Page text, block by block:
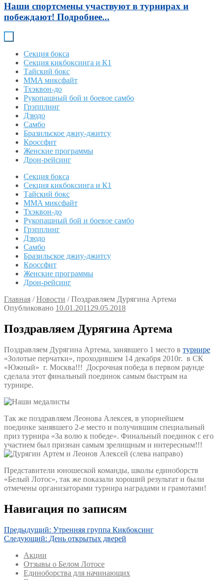
Наши спортсмены участвуют в турнирах и
побеждают! Подробнее...
Секция бокса
Секция кикбоксинга и К1
Тайский бокс
MMA миксфайт
Тхэквон-до
Рукопашный бой и боевое самбо
Грэпплинг
Дзюдо
Самбо
Бразильское джиу-джитсу
Кроссфит
Женские программы
Дрон-рейсинг
Секция бокса
Секция кикбоксинга и К1
Тайский бокс
MMA миксфайт
Тхэквон-до
Рукопашный бой и боевое самбо
Грэпплинг
Дзюдо
Самбо
Бразильское джиу-джитсу
Кроссфит
Женские программы
Дрон-рейсинг
Главная /Новости /Поздравляем Дурягина Артема
Опубликовано 10.01.201129.05.2018
Поздравляем Дурягина Артема
Поздравляем Дурягина Артема, занявшего 1 место в турнире
«Золотые перчатки», проходившем 14 декабря 2010г. в СК
«Южный» г. Москва!!! Досрочная победа в первом раунде
сделала этот финальный поединок самым быстрым на
турнире.
Так же поздравляем Леонова Алексея, в упорнейшем
поединке занявшего 2-е место и получившим специальный
приз турнира «За волю к победе». Финальный поединок с его
участием был признан самым зрелищным и интересным!!!
Представители юношеской команды, школы единоборств
«Белый Лотос», так же показали хороший результат и были
отмечены организаторами турнира наградами и грамотами!
Навигация по записям
Предыдущий: Утренняя группа Кикбоксинг
Следующий: День открытых дверей
Акции
Отзывы о Белом Лотосе
Единоборства для начинающих